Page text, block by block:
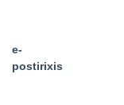
e-
postirixis